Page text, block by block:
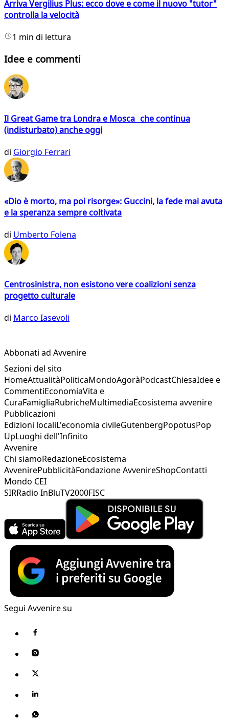
Arriva Vergilius Plus: ecco dove e come il nuovo "tutor"
controlla la velocità
1 min di lettura
Idee e commenti
Il Great Game tra Londra e Mosca che continua
(indisturbato) anche oggi
di Giorgio Ferrari
«Dio è morto, ma poi risorge»: Guccini, la fede mai avuta
e la speranza sempre coltivata
di Umberto Folena
Centrosinistra, non esistono vere coalizioni senza
progetto culturale
di Marco Iasevoli
Abbonati ad Avvenire
Sezioni del sito
HomeAttualitàPoliticaMondoAgoràPodcastChiesaIdee e
CommentiEconomiaVita e
CuraFamigliaRubricheMultimediaEcosistema avvenire
Pubblicazioni
Edizioni localiL'economia civileGutenbergPopotusPop
UpLuoghi dell'Infinito
Avvenire
Chi siamoRedazioneEcosistema
AvvenirePubblicitàFondazione AvvenireShopContatti
Mondo CEI
SIRRadio InBluTV2000FISC
Segui Avvenire su